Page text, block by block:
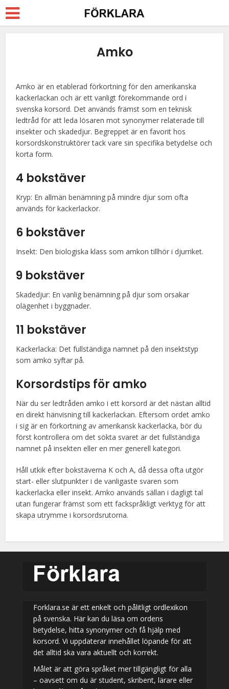
Amko
Amko är en etablerad förkortning för den amerikanska
kackerlackan och är ett vanligt förekommande ord i
svenska korsord. Det används främst som en teknisk
ledtråd för att leda lösaren mot synonymer relaterade till
insekter och skadedjur. Begreppet är en favorit hos
korsordskonstruktörer tack vare sin specifika betydelse och
korta form.
4 bokstäver
Kryp: En allmän benämning på mindre djur som ofta
används för kackerlackor.
6 bokstäver
Insekt: Den biologiska klass som amkon tillhör i djurriket.
9 bokstäver
Skadedjur: En vanlig benämning på djur som orsakar
olägenhet i byggnader.
11 bokstäver
Kackerlacka: Det fullständiga namnet på den insektstyp
som amko syftar på.
Korsordstips för amko
När du ser ledtråden amko i ett korsord är det nästan alltid
en direkt hänvisning till kackerlackan. Eftersom ordet amko
i sig är en förkortning av amerikansk kackerlacka, bör du
först kontrollera om det sökta svaret är det fullständiga
namnet på insekten eller en mer generell kategori.
Håll utkik efter bokstäverna K och A, då dessa ofta utgör
start- eller slutpunkter i de vanligaste svaren som
kackerlacka eller insekt. Amko används sällan i dagligt tal
utan fungerar främst som ett fackspråkligt verktyg för att
skapa utrymme i korsordsrutorna.
Forklara.se är ett enkelt och pålitligt ordlexikon
på svenska. Här kan du läsa om ordens
betydelse, hitta synonymer och få hjälp med
korsord. Vi uppdaterar innehållet löpande för att
det alltid ska vara aktuellt och korrekt.
Målet är att göra språket mer tillgängligt för alla
– oavsett om du är student, skribent, lärare eller